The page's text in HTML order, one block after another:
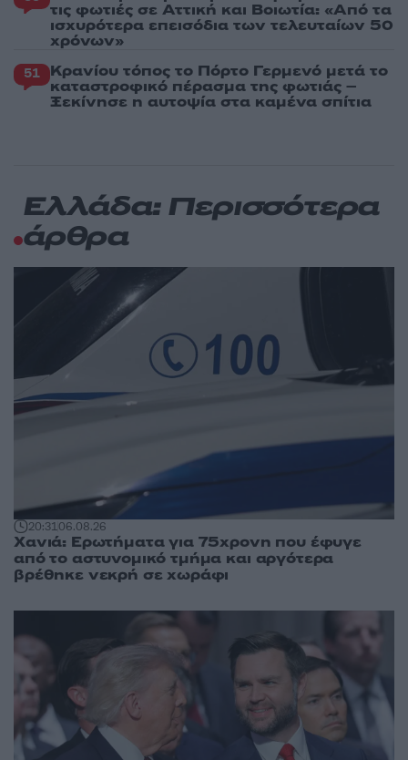
τις φωτιές σε Αττική και Βοιωτία: «Από τα
ισχυρότερα επεισόδια των τελευταίων 50
χρόνων»
51 Κρανίου τόπος το Πόρτο Γερμενό μετά το
καταστροφικό πέρασμα της φωτιάς –
Ξεκίνησε η αυτοψία στα καμένα σπίτια
Ελλάδα: Περισσότερα
άρθρα
20:3106.08.26
Χανιά: Ερωτήματα για 75χρονη που έφυγε
από το αστυνομικό τμήμα και αργότερα
βρέθηκε νεκρή σε χωράφι